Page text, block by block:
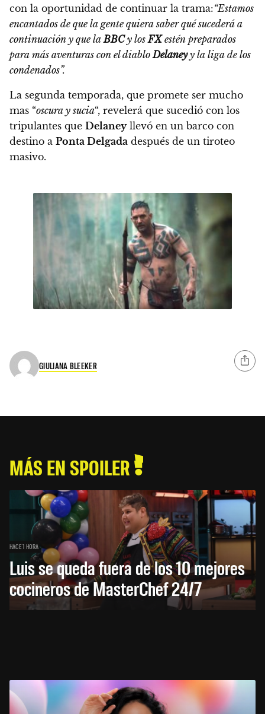
con la oportunidad de continuar la trama:“Estamos
encantados de que la gente quiera saber qué sucederá a
continuación y que laBBCy losFX estén preparados
para más aventuras con el diabloDelaneyy la liga de los
condenados”.
La segunda temporada, que promete ser mucho
mas “oscura y sucia“, revelerá que sucedió con los
tripulantes que Delaneyllevó en un barco con
destino a Ponta Delgada después de un tiroteo
masivo.
GIULIANA BLEEKER
MÁS EN SPOILER
HACE 1 HORA
Luis se queda fuera de los 10 mejores
cocineros de MasterChef 24/7